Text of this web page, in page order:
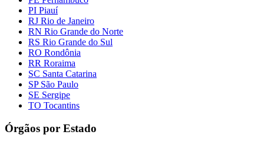
PI Piauí
RJ Rio de Janeiro
RN Rio Grande do Norte
RS Rio Grande do Sul
RO Rondônia
RR Roraima
SC Santa Catarina
SP São Paulo
SE Sergipe
TO Tocantins
Órgãos por Estado